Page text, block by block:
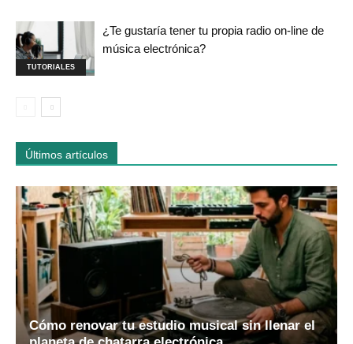
TUTORIALES
¿Te gustaría tener tu propia radio on-line de
música electrónica?
Últimos artículos
Cómo renovar tu estudio musical sin llenar el